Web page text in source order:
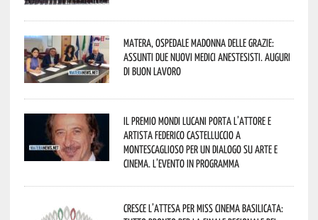
Matera, Ospedale Madonna delle Grazie:
assunti due nuovi medici anestesisti. Auguri
di buon lavoro
Il Premio Mondi Lucani porta l’attore e
artista Federico Castelluccio a
Montescaglioso per un dialogo su arte e
cinema. L’evento in programma
Cresce l’attesa per Miss Cinema Basilicata: